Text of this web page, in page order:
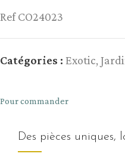
Ref CO24023
Catégories : Exotic,
Pour commander
Des pièces uniques,